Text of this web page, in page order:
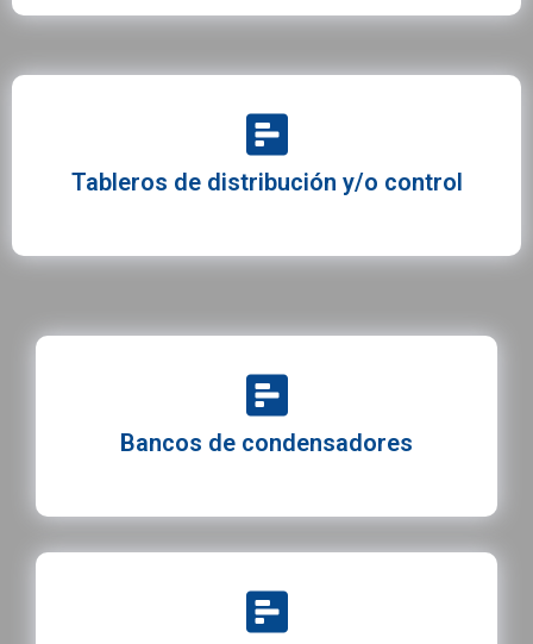
Bancos de condensadores
Tableros de distribución y/o control